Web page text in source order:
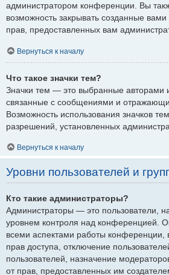
администратором конференции. Вы
возможность закрывать созданные
прав, предоставленных вам
Вернуться к началу
Что такое значки тем?
Значки тем — это выбранные авторами
связанные с сообщениями и
Возможность использования значков
разрешений, установленных
Вернуться к началу
Уровни пользователей и
Кто такие администраторы?
Администраторы — это пользователи,
уровнем контроля над конференцией.
всеми аспектами работы конференции,
прав доступа, отключение
пользователей, назначение
от прав, предоставленных им